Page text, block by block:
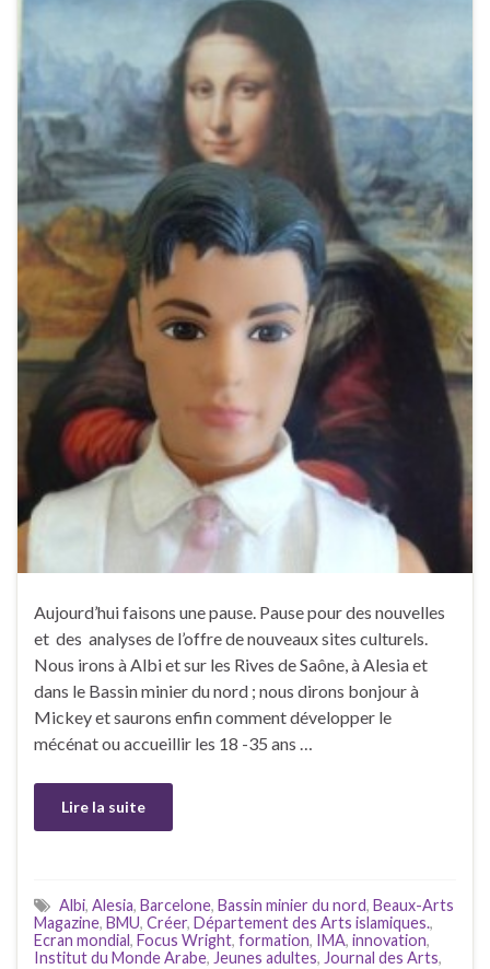
Aujourd’hui faisons une pause. Pause pour des nouvelles
et des analyses de l’offre de nouveaux sites culturels.
Nous irons à Albi et sur les Rives de Saône, à Alesia et
dans le Bassin minier du nord ; nous dirons bonjour à
Mickey et saurons enfin comment développer le
mécénat ou accueillir les 18 -35 ans …
Lire la suite
Albi, Alesia, Barcelone, Bassin minier du nord, Beaux-Arts
Magazine, BMU, Créer, Département des Arts islamiques.,
Ecran mondial, Focus Wright, formation, IMA, innovation,
Institut du Monde Arabe, Jeunes adultes, Journal des Arts,